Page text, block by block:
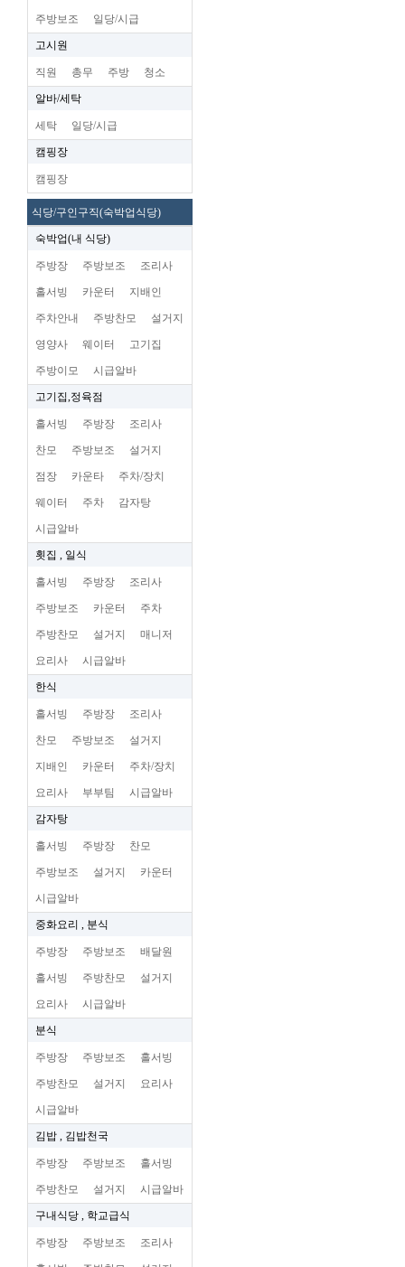
주방보조 일당/시급
고시원
직원 총무 주방 청소
알바/세탁
세탁 일당/시급
캠핑장
캠핑장
식당/구인구직(숙박업식당)
숙박업(내 식당)
주방장 주방보조 조리사
홀서빙 카운터 지배인
주차안내 주방찬모 설거지
영양사 웨이터 고기집
주방이모 시급알바
고기집,정육점
홀서빙 주방장 조리사
찬모 주방보조 설거지
점장 카운타 주차/장치
웨이터 주차 감자탕
시급알바
횟집 , 일식
홀서빙 주방장 조리사
주방보조 카운터 주차
주방찬모 설거지 매니저
요리사 시급알바
한식
홀서빙 주방장 조리사
찬모 주방보조 설거지
지배인 카운터 주차/장치
요리사 부부팀 시급알바
감자탕
홀서빙 주방장 찬모
주방보조 설거지 카운터
시급알바
중화요리 , 분식
주방장 주방보조 배달원
홀서빙 주방찬모 설거지
요리사 시급알바
분식
주방장 주방보조 홀서빙
주방찬모 설거지 요리사
시급알바
김밥 , 김밥천국
주방장 주방보조 홀서빙
주방찬모 설거지 시급알바
구내식당 , 학교급식
주방장 주방보조 조리사